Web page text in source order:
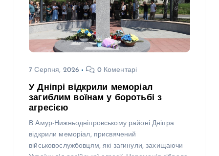
7 Серпня, 2026 0 Коментарі
У Дніпрі відкрили меморіал
загиблим воїнам у боротьбі з
агресією
В Амур-Нижньодніпровському районі Дніпра
відкрили меморіал, присвячений
військовослужбовцям, які загинули, захищаючи